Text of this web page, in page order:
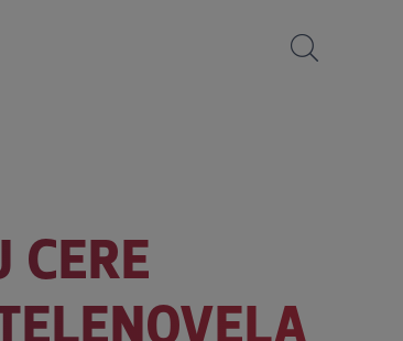
CERE